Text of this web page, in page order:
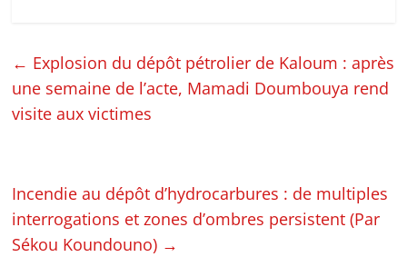
← Explosion du dépôt pétrolier de Kaloum : après
une semaine de l’acte, Mamadi Doumbouya rend
visite aux victimes
Incendie au dépôt d’hydrocarbures : de multiples
interrogations et zones d’ombres persistent (Par
Sékou Koundouno) →